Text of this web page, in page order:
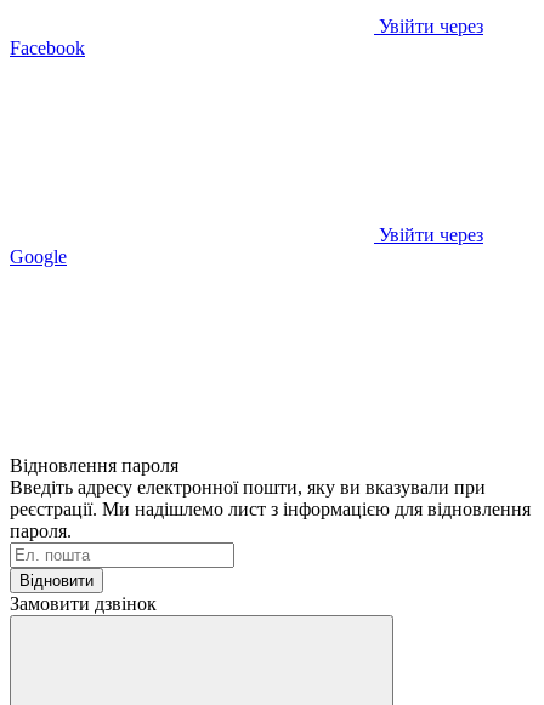
Увійти через
Facebook
Увійти через
Google
Відновлення пароля
Введіть адресу електронної пошти, яку ви вказували при
реєстрації. Ми надішлемо лист з інформацією для відновлення
пароля.
Відновити
Замовити дзвінок